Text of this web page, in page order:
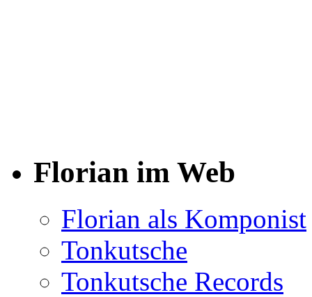
Florian im Web
Florian als Komponist
Tonkutsche
Tonkutsche Records